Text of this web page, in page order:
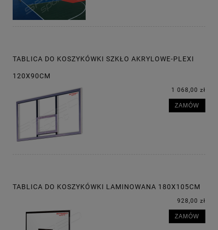
TABLICA DO KOSZYKÓWKI SZKŁO AKRYLOWE-PLEXI
120X90CM
1 068,00 zł
ZAMÓW
TABLICA DO KOSZYKÓWKI LAMINOWANA 180X105CM
928,00 zł
ZAMÓW